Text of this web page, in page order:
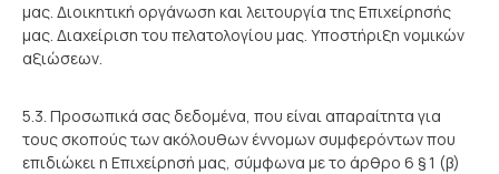
μας. Διοικητική οργάνωση και λειτουργία της Επιχείρησής
μας. Διαχείριση του πελατολογίου μας. Υποστήριξη νομικών
αξιώσεων.
5.3. Προσωπικά σας δεδομένα, που είναι απαραίτητα για
τους σκοπούς των ακόλουθων έννομων συμφερόντων που
επιδιώκει η Επιχείρησή μας, σύμφωνα με το άρθρο 6 § 1 (β)